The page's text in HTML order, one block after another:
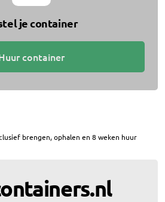
je container
container
brengen, ophalen en 8 weken huur